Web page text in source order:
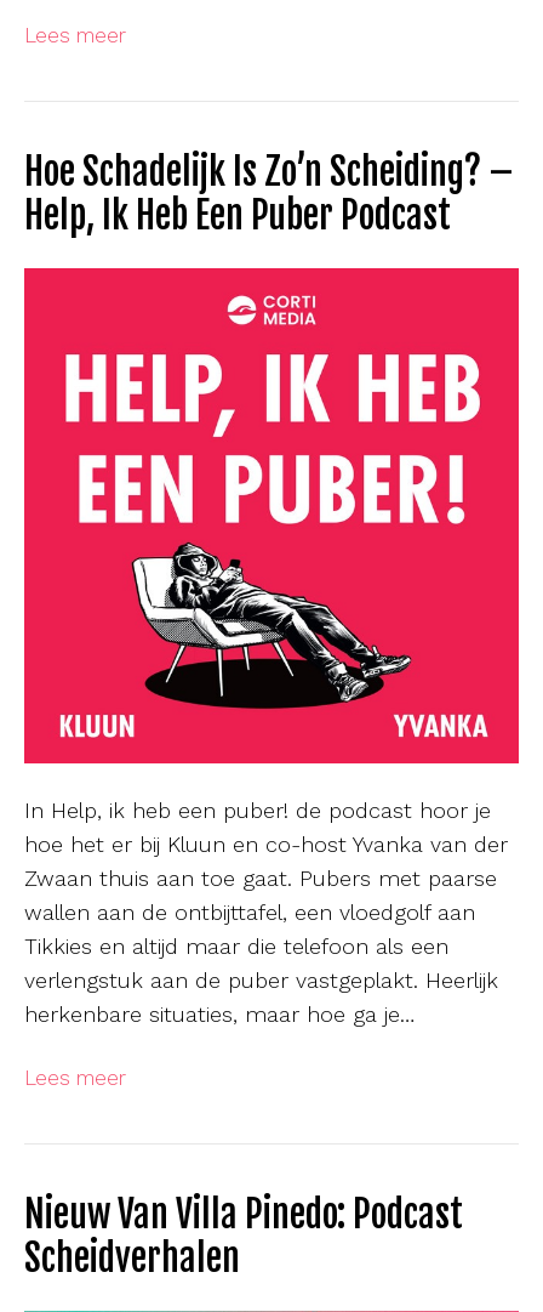
Lees meer
Hoe Schadelijk Is Zo’n Scheiding? –
Help, Ik Heb Een Puber Podcast
In Help, ik heb een puber! de podcast hoor je
hoe het er bij Kluun en co-host Yvanka van der
Zwaan thuis aan toe gaat. Pubers met paarse
wallen aan de ontbijttafel, een vloedgolf aan
Tikkies en altijd maar die telefoon als een
verlengstuk aan de puber vastgeplakt. Heerlijk
herkenbare situaties, maar hoe ga je…
Lees meer
Nieuw Van Villa Pinedo: Podcast
Scheidverhalen